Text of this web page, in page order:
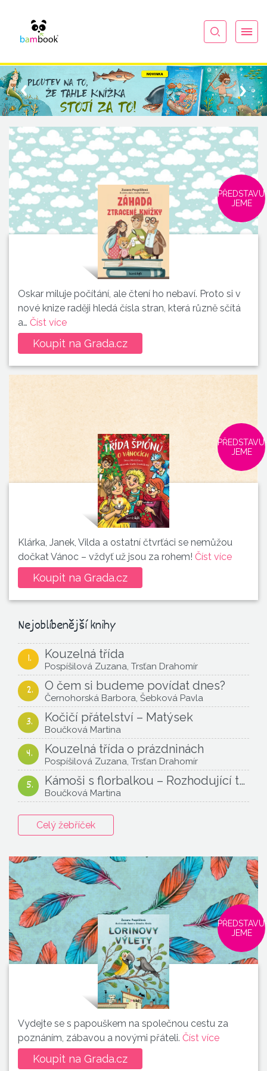
Oskar miluje počítání, ale čtení ho nebaví. Proto si v
nové knize raději hledá čísla stran, která různě sčítá
a… Číst více
Koupit na Grada.cz
JEME
Klárka, Janek, Vilda a ostatní čtvrťáci se nemůžou
dočkat Vánoc – vždyť už jsou za rohem! Číst více
Koupit na Grada.cz
JEME
Nejoblíbenější knihy
Kouzelná třída
Pospíšilová Zuzana, Trsťan Drahomír
O čem si budeme povídat dnes?
Černohorská Barbora, Šebková Pavla
Kočičí přátelství – Matýsek
Boučková Martina
Kouzelná třída o prázdninách
Pospíšilová Zuzana, Trsťan Drahomír
Kámoši s florbalkou – Rozhodující turnaj
Boučková Martina
Celý žebříček
Vydejte se s papouškem na společnou cestu za
poznáním, zábavou a novými přáteli. Číst více
Koupit na Grada.cz
JEME